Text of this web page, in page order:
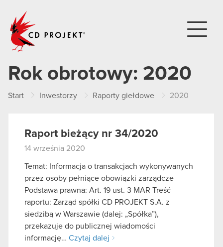
Rok obrotowy: 2020
Start Inwestorzy Raporty giełdowe 2020
Raport bieżący nr 34/2020
14 września 2020
Temat: Informacja o transakcjach wykonywanych
przez osoby pełniące obowiązki zarządcze
Podstawa prawna: Art. 19 ust. 3 MAR Treść
raportu: Zarząd spółki CD PROJEKT S.A. z
siedzibą w Warszawie (dalej: „Spółka”),
przekazuje do publicznej wiadomości
informację… Czytaj dalej